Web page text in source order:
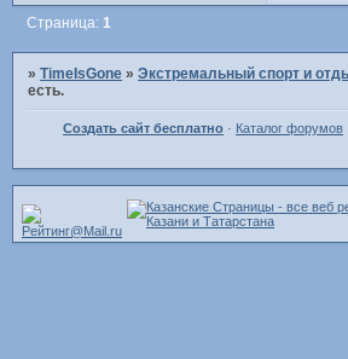
Страница:1
»TimeIsGone »Экстремальный спорт и
есть.
Создать сайт бесплатно · Каталог форумов